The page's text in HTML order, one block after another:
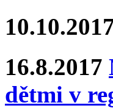
16.8.2017
dětmi v